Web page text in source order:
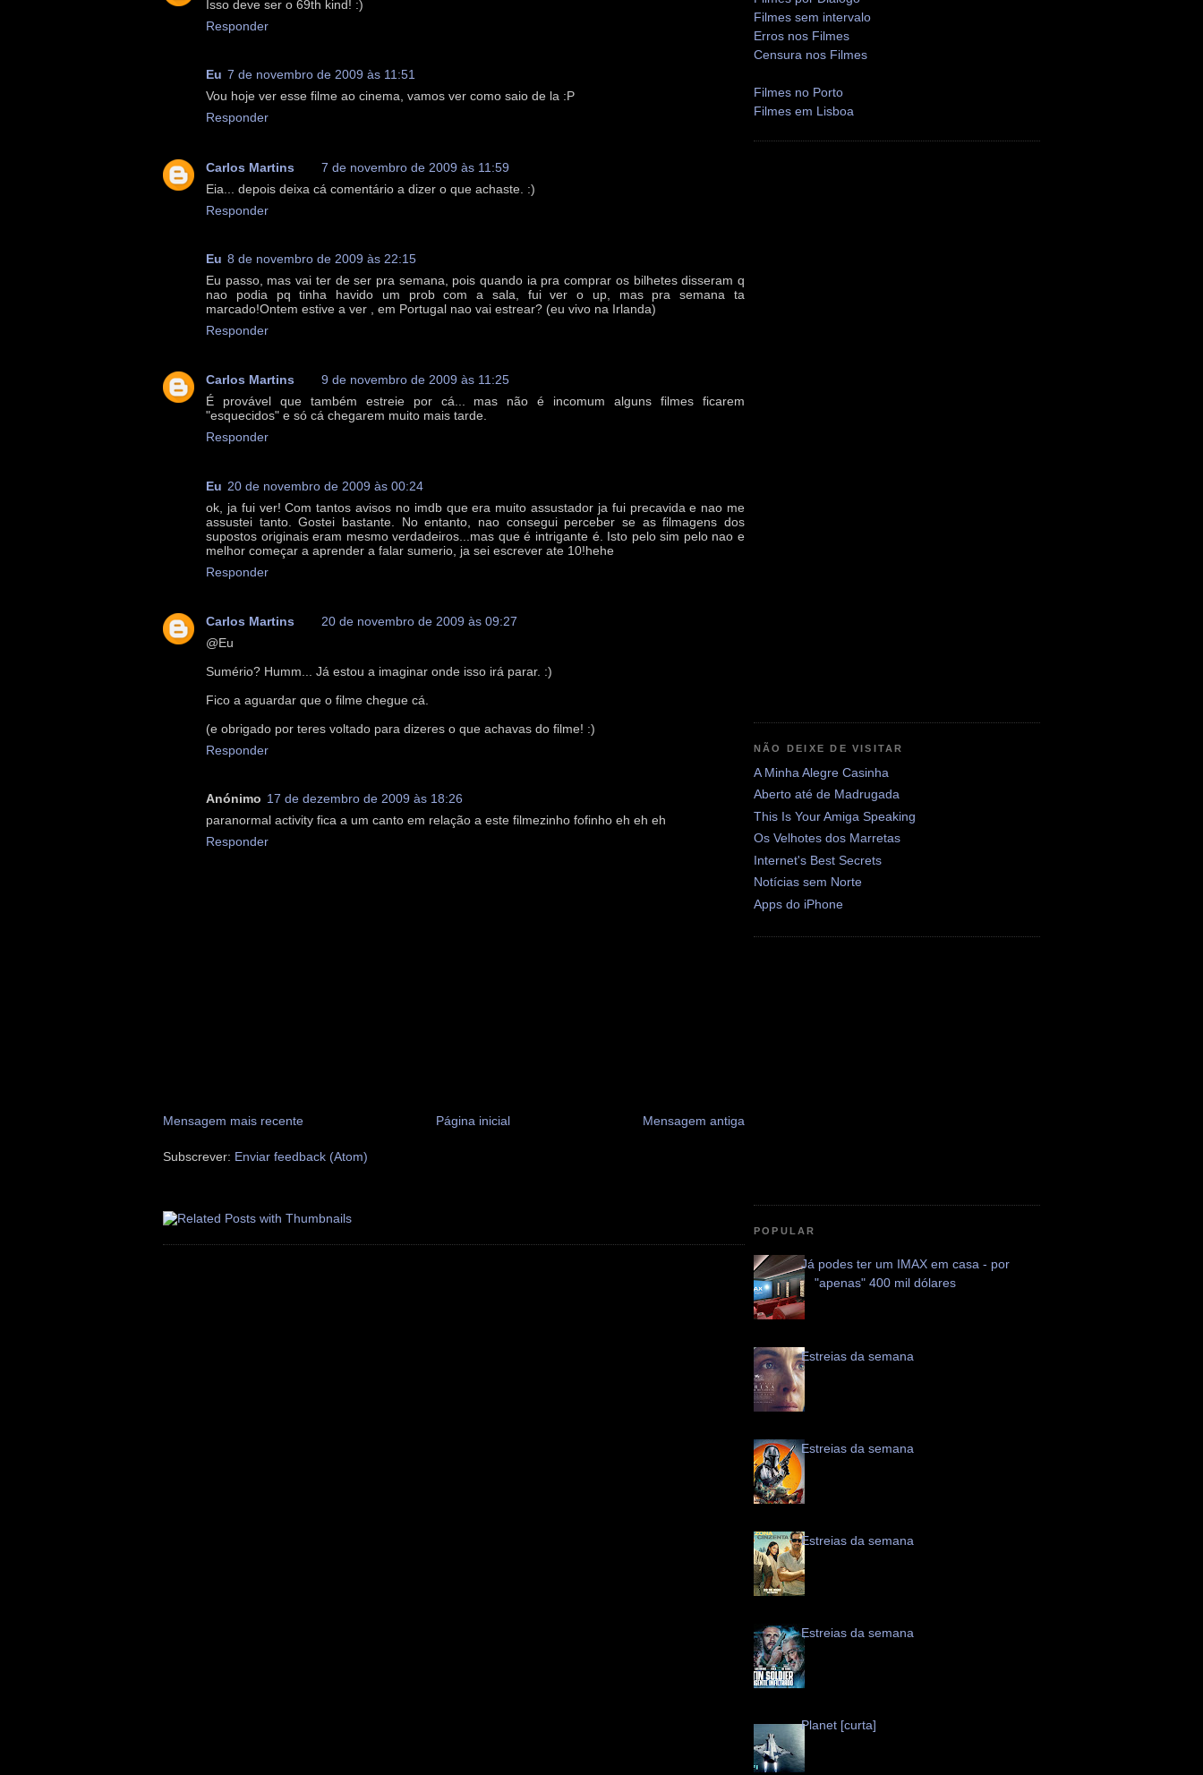
Isso deve ser o 69th kind! :)
Responder
Eu 7 de novembro de 2009 às 11:51
Vou hoje ver esse filme ao cinema, vamos ver como saio de la :P
Responder
Carlos Martins
7 de novembro de 2009 às 11:59
Eia... depois deixa cá comentário a dizer o que achaste. :)
Responder
Eu 8 de novembro de 2009 às 22:15
Eu passo, mas vai ter de ser pra semana, pois quando ia pra comprar os bilhetes disseram q
nao podia pq tinha havido um prob com a sala, fui ver o up, mas pra semana ta
marcado!Ontem estive a ver , em Portugal nao vai estrear? (eu vivo na Irlanda)
Responder
Carlos Martins
9 de novembro de 2009 às 11:25
É provável que também estreie por cá... mas não é incomum alguns filmes ficarem
"esquecidos" e só cá chegarem muito mais tarde.
Responder
Eu 20 de novembro de 2009 às 00:24
ok, ja fui ver! Com tantos avisos no imdb que era muito assustador ja fui precavida e nao me
assustei tanto. Gostei bastante. No entanto, nao consegui perceber se as filmagens dos
supostos originais eram mesmo verdadeiros...mas que é intrigante é. Isto pelo sim pelo nao e
melhor começar a aprender a falar sumerio, ja sei escrever ate 10!hehe
Responder
Carlos Martins
20 de novembro de 2009 às 09:27
@Eu
Sumério? Humm... Já estou a imaginar onde isso irá parar. :)
Fico a aguardar que o filme chegue cá.
(e obrigado por teres voltado para dizeres o que achavas do filme! :)
Responder
Anónimo 17 de dezembro de 2009 às 18:26
paranormal activity fica a um canto em relação a este filmezinho fofinho eh eh eh
Responder
Mensagem mais recente Mensagem antiga
Página inicial
Subscrever: Enviar feedback (Atom)
Filmes sem intervalo
Erros nos Filmes
Censura nos Filmes
Filmes no Porto
Filmes em Lisboa
NÃO DEIXE DE VISITAR
A Minha Alegre Casinha
Aberto até de Madrugada
This Is Your Amiga Speaking
Os Velhotes dos Marretas
Internet's Best Secrets
Notícias sem Norte
Apps do iPhone
POPULAR
Já podes ter um IMAX em casa - por
"apenas" 400 mil dólares
Estreias da semana
Estreias da semana
Estreias da semana
Estreias da semana
Planet [curta]